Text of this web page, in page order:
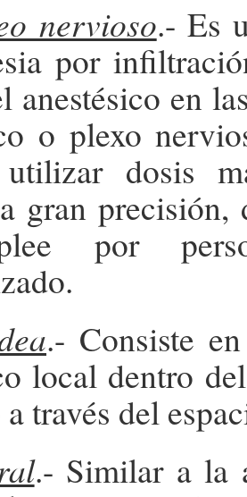
nervioso.- Es
por
anestésico en
o plexo
dosis
gran precisión,
por
.- Consiste
local dentro
través del
.- Similar a la